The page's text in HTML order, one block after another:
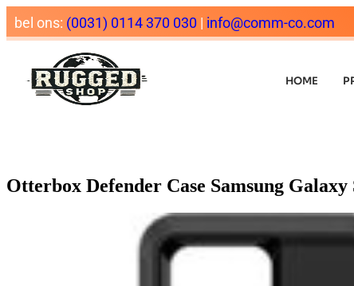
bel ons: (0031) 0114 370 030 | info@comm-co.com
HOME
Otterbox Defender Case Samsung